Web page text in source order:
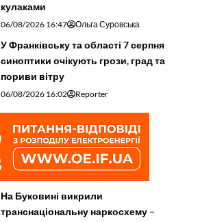
кулаками
06/08/2026 16:47 Ольга Суровська
У Франківську та області 7 серпня
синоптики очікують грози, град та
пориви вітру
06/08/2026 16:02 Reporter
На Буковині викрили
транснаціональну наркосхему –